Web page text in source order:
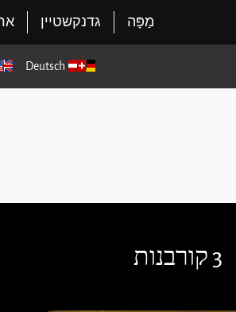
מַפָּה גדנקשטיין
Deutsch
3 קורבנות